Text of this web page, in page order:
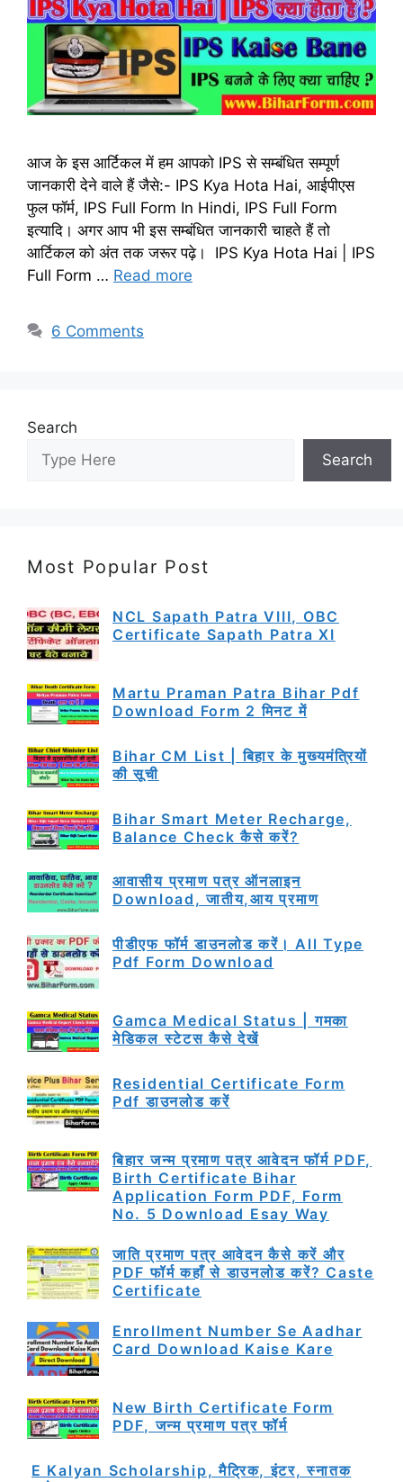
आज के इस आर्टिकल में हम आपको IPS से सम्बंधित सम्पूर्ण
जानकारी देने वाले हैं जैसे:- IPS Kya Hota Hai, आईपीएस
फुल फॉर्म, IPS Full Form In Hindi, IPS Full Form
इत्यादि। अगर आप भी इस सम्बंधित जानकारी चाहते हैं तो
आर्टिकल को अंत तक जरूर पढ़े। IPS Kya Hota Hai | IPS
Full Form … Read more
6 Comments
Search
Search
Most Popular Post
NCL Sapath Patra VIII, OBC
Certificate Sapath Patra XI
Martu Praman Patra Bihar Pdf
Download Form 2 मिनट में
Bihar CM List | बिहार के मुख्यमंत्रियों
की सूची
Bihar Smart Meter Recharge,
Balance Check कैसे करें?
आवासीय प्रमाण पत्र ऑनलाइन
Download, जातीय,आय प्रमाण
पीडीएफ फॉर्म डाउनलोड करें। All Type
Pdf Form Download
Gamca Medical Status | गमका
मेडिकल स्टेटस कैसे देखें
Residential Certificate Form
Pdf डाउनलोड करें
बिहार जन्म प्रमाण पत्र आवेदन फॉर्म PDF,
Birth Certificate Bihar
Application Form PDF, Form
No. 5 Download Esay Way
जाति प्रमाण पत्र आवेदन कैसे करें और
PDF फॉर्म कहाँ से डाउनलोड करें? Caste
Certificate
Enrollment Number Se Aadhar
Card Download Kaise Kare
New Birth Certificate Form
PDF, जन्म प्रमाण पत्र फॉर्म
E Kalyan Scholarship, मैट्रिक, इंटर, स्नातक